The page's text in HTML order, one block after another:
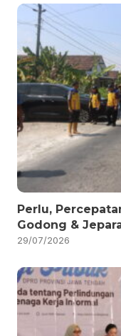
Perlu,
Godong &
29/07/2026